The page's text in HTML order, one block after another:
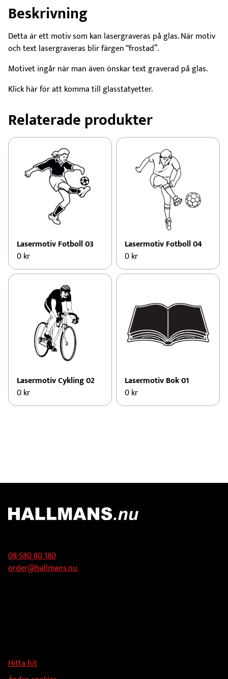
Beskrivning
Detta är ett motiv som kan lasergraveras på glas. När motiv
och text lasergraveras blir färgen “frostad”.
Motivet ingår när man även önskar text graverad på glas.
Klick här för att komma till glasstatyetter.
Relaterade produkter
Lasermotiv Fotboll 03
0kr
Lasermotiv Fotboll 04
0kr
Lasermotiv Cykling 02
0kr
Lasermotiv Bok 01
0kr
08-580 80 180
order@hallmans.nu
Hitta hit